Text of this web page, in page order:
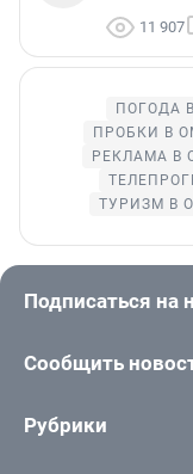
11 907
ПОГОДА
ПРОБКИ В
РЕКЛАМА В
ТУРИЗМ В
Подписаться на
Сообщить
Рубрики